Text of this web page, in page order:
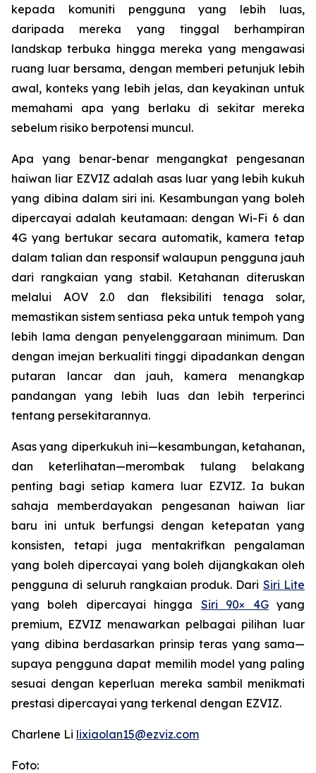
kepada komuniti pengguna yang lebih luas,
daripada mereka yang tinggal berhampiran
landskap terbuka hingga mereka yang mengawasi
ruang luar bersama, dengan memberi petunjuk lebih
awal, konteks yang lebih jelas, dan keyakinan untuk
memahami apa yang berlaku di sekitar mereka
sebelum risiko berpotensi muncul.
Apa yang benar-benar mengangkat pengesanan
haiwan liar EZVIZ adalah asas luar yang lebih kukuh
yang dibina dalam siri ini. Kesambungan yang boleh
dipercayai adalah keutamaan: dengan Wi-Fi 6 dan
4G yang bertukar secara automatik, kamera tetap
dalam talian dan responsif walaupun pengguna jauh
dari rangkaian yang stabil. Ketahanan diteruskan
melalui AOV 2.0 dan fleksibiliti tenaga solar,
memastikan sistem sentiasa peka untuk tempoh yang
lebih lama dengan penyelenggaraan minimum. Dan
dengan imejan berkualiti tinggi dipadankan dengan
putaran lancar dan jauh, kamera menangkap
pandangan yang lebih luas dan lebih terperinci
tentang persekitarannya.
Asas yang diperkukuh ini—kesambungan, ketahanan,
dan keterlihatan—merombak tulang belakang
penting bagi setiap kamera luar EZVIZ. Ia bukan
sahaja memberdayakan pengesanan haiwan liar
baru ini untuk berfungsi dengan ketepatan yang
konsisten, tetapi juga mentakrifkan pengalaman
yang boleh dipercayai yang boleh dijangkakan oleh
pengguna di seluruh rangkaian produk. Dari Siri Lite
yang boleh dipercayai hingga Siri 90× 4Gyang
premium, EZVIZ menawarkan pelbagai pilihan luar
yang dibina berdasarkan prinsip teras yang sama—
supaya pengguna dapat memilih model yang paling
sesuai dengan keperluan mereka sambil menikmati
prestasi dipercayai yang terkenal dengan EZVIZ.
Charlene Li lixiaolan15@ezviz.com
Foto: